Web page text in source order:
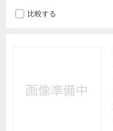
比較する